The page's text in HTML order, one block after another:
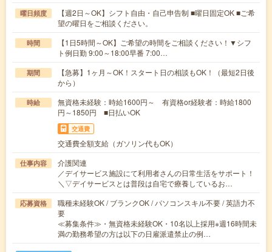
曜日頻度
【週2日～OK】シフト自由・自己申告制 ■曜日固定OK ■ご希
望の曜日をご相談ください。
時間
【1日5時間～OK】ご希望の時間をご相談ください！▼シフ
ト例日勤 9:00～18:00早番 7:00…
期間
【急募】1ヶ月～OK！スタート日の相談もOK！（最短2日後
から）
時給
無資格未経験：時給1600円～ 有資格or経験者：時給1800
円～1850円 ■日払いOK
交通費
交通費全額支給（ガソリン代もOK）
仕事内容
介護関連
／デイサービス施設にて利用者さんの日常生活をサポート！
＼▽デイサービスとは普段は自宅で療養しているお…
応募資格
職種未経験OK / ブランクOK / パソコンスキル不要 / 英語力不
要
≪募集条件≫・無資格未経験OK・10名以上採用※週16時間未
満の勤務希望の方は以下の日雇派遣禁止の例…